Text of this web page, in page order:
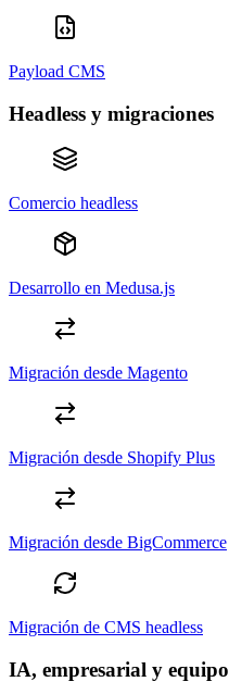
Payload CMS
Headless y migraciones
Comercio headless
Desarrollo en Medusa.js
Migración desde Magento
Migración desde Shopify Plus
Migración desde BigCommerce
Migración de CMS headless
IA, empresarial y equipo